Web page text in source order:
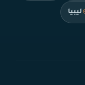
ليبيا